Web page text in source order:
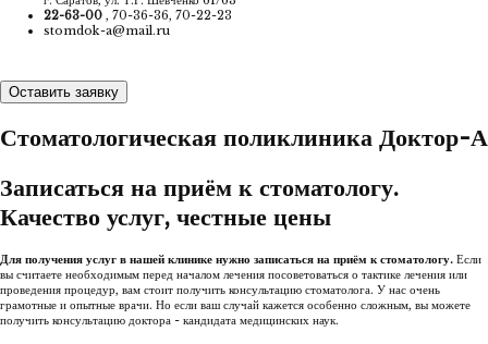
22-63-00 , 70-36-36, 70-22-23
stomdok-a@mail.ru
Оставить заявку
Стоматологическая поликлиника Доктор-А
Записаться на приём к стоматологу.
Качество услуг, честные цены
Для получения услуг в нашей клинике нужно записаться на приём к стоматологу. Если
вы считаете необходимым перед началом лечения посоветоваться о тактике лечения или
проведения процедур, вам стоит получить консультацию стоматолога. У нас очень
грамотные и опытные врачи. Но если ваш случай кажется особенно сложным, вы можете
получить консультацию доктора - кандидата медицинских наук.